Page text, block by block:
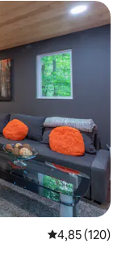
4,85 de uma
4,85 (120)